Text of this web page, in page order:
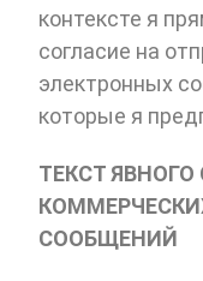
контексте я
согласие на
электронных
которые я
ТЕКСТ
СООБЩЕНИЙ